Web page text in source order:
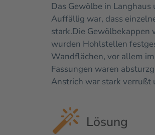
Das Gewölbe in
Auffällig war, dass
stark.Die Gewölbekappen
wurden Hohlstellen
Wandflächen, vor allem
Fassungen waren
Anstrich war stark verrußt
Lösung